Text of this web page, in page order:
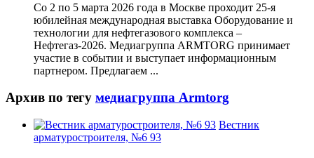
Со 2 по 5 марта 2026 года в Москве проходит 25-я
юбилейная международная выставка Оборудование и
технологии для нефтегазового комплекса –
Нефтегаз-2026. Медиагруппа ARMTORG принимает
участие в событии и выступает информационным
партнером. Предлагаем ...
Архив по тегу медиагруппа Armtorg
Вестник
арматуростроителя, №6 93